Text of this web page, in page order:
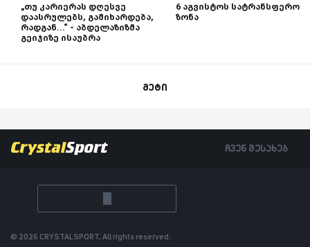
„თუ კარიერას დღესვე
დაასრულებს, გამიხარდება,
რადგან...“ - აბდელაზიზმა
გეიჯიზე ისაუბრა
6 აგვისტოს სატრანსფერო
ზონა
მეტი
ჩვენ შესახებ
© 2026 CRYSTALSPORT, All rights reserved.